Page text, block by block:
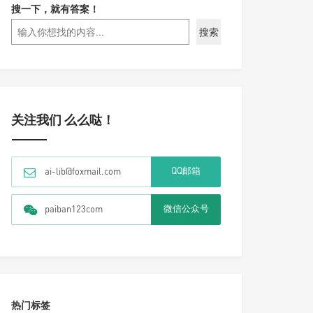
搜一下，就有答案！
搜索
关注我们 么么哒！
ai-lib@foxmail.com QQ邮箱
paiban123com 微信公众号
热门标签